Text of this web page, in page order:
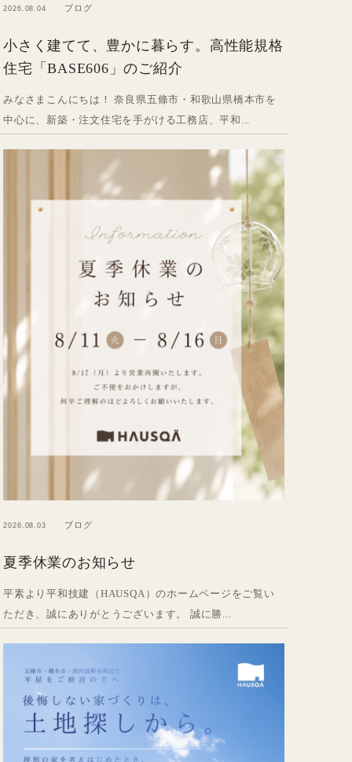
2026.08.04 ブログ
小さく建てて、豊かに暮らす。高性能規格
住宅「BASE606」のご紹介
みなさまこんにちは！ 奈良県五條市・和歌山県橋本市を
中心に、新築・注文住宅を手がける工務店、平和...
2026.08.03 ブログ
夏季休業のお知らせ
平素より平和技建（HAUSQA）のホームページをご覧い
ただき、誠にありがとうございます。 誠に勝...